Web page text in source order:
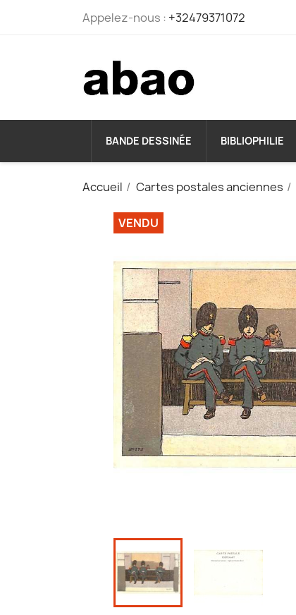
Appelez-nous : +32479371072
BANDE DESSINÉE BIBLIOPHILIE
Accueil Cartes postales anciennes
VENDU